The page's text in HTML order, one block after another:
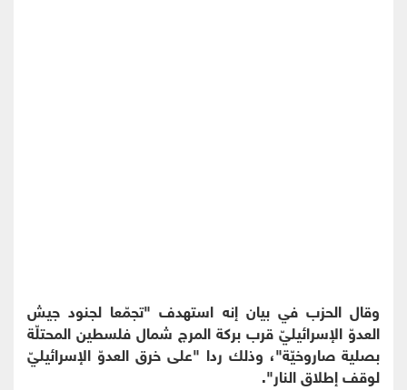
وقال الحزب في بيان إنه استهدف "تجمّعا لجنود جيش
العدوّ الإسرائيليّ قرب بركة المرج شمال فلسطين المحتلّة
بصلية صاروخيّة"، وذلك ردا "على خرق العدوّ الإسرائيليّ
لوقف إطلاق النار".